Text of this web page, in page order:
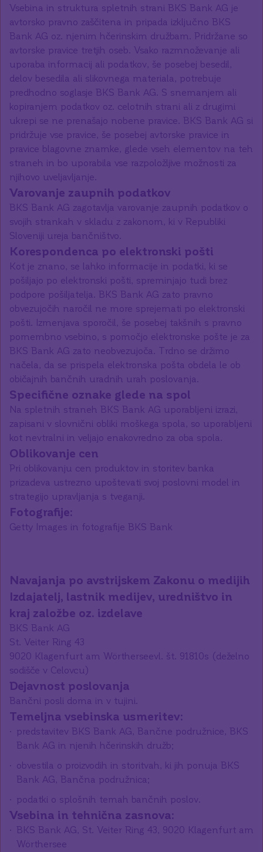
Vsebina in struktura spletnih strani BKS Bank AG je
avtorsko pravno zaščitena in pripada izključno BKS
Bank AG oz. njenim hčerinskim družbam. Pridržane so
avtorske pravice tretjih oseb. Vsako razmnoževanje ali
uporaba informacij ali podatkov, še posebej besedil,
delov besedila ali slikovnega materiala, potrebuje
predhodno soglasje BKS Bank AG. S snemanjem ali
kopiranjem podatkov oz. celotnih strani ali z drugimi
ukrepi se ne prenašajo nobene pravice. BKS Bank AG si
pridržuje vse pravice, še posebej avtorske pravice in
pravice blagovne znamke, glede vseh elementov na teh
straneh in bo uporabila vse razpoložljive možnosti za
njihovo uveljavljanje.
Varovanje zaupnih podatkov
BKS Bank AG zagotavlja varovanje zaupnih podatkov o
svojih strankah v skladu z zakonom, ki v Republiki
Sloveniji ureja bančništvo.
Korespondenca po elektronski pošti
Kot je znano, se lahko informacije in podatki, ki se
pošiljajo po elektronski pošti, spreminjajo tudi brez
podpore pošiljatelja. BKS Bank AG zato pravno
obvezujočih naročil ne more sprejemati po elektronski
pošti. Izmenjava sporočil, še posebej takšnih s pravno
pomembno vsebino, s pomočjo elektronske pošte je za
BKS Bank AG zato neobvezujoča. Trdno se držimo
načela, da se prispela elektronska pošta obdela le ob
običajnih bančnih uradnih urah poslovanja.
Specifične oznake glede na spol
Na spletnih straneh BKS Bank AG uporabljeni izrazi,
zapisani v slovnični obliki moškega spola, so uporabljeni
kot nevtralni in veljajo enakovredno za oba spola.
Oblikovanje cen
Pri oblikovanju cen produktov in storitev banka
prizadeva ustrezno upoštevati svoj poslovni model in
strategijo upravljanja s tveganji.
Fotografije:
Getty Images in fotografije BKS Bank
Izdajatelj, lastnik medijev, uredništvo in
kraj založbe oz. izdelave
BKS Bank AG
St. Veiter Ring 43
9020 Klagenfurt am Wörtherseevl. št. 91810s (deželno
sodišče v Celovcu)
Dejavnost poslovanja
Bančni posli doma in v tujini.
Temeljna vsebinska usmeritev:
predstavitev BKS Bank AG, Bančne podružnice, BKS
Bank AG in njenih hčerinskih družb;
obvestila o proizvodih in storitvah, ki jih ponuja BKS
Bank AG, Bančna podružnica;
podatki o splošnih temah bančnih poslov.
Vsebina in tehnična zasnova:
BKS Bank AG, St. Veiter Ring 43, 9020 Klagenfurt am
Wörthersee